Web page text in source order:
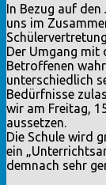
In Bezug auf
uns im
Der Umgang mit
Betroffenen
unterschiedlich
Bedürfnisse
wir am Freitag,
aussetzen.
Die Schule wird
ein
demnach sehr